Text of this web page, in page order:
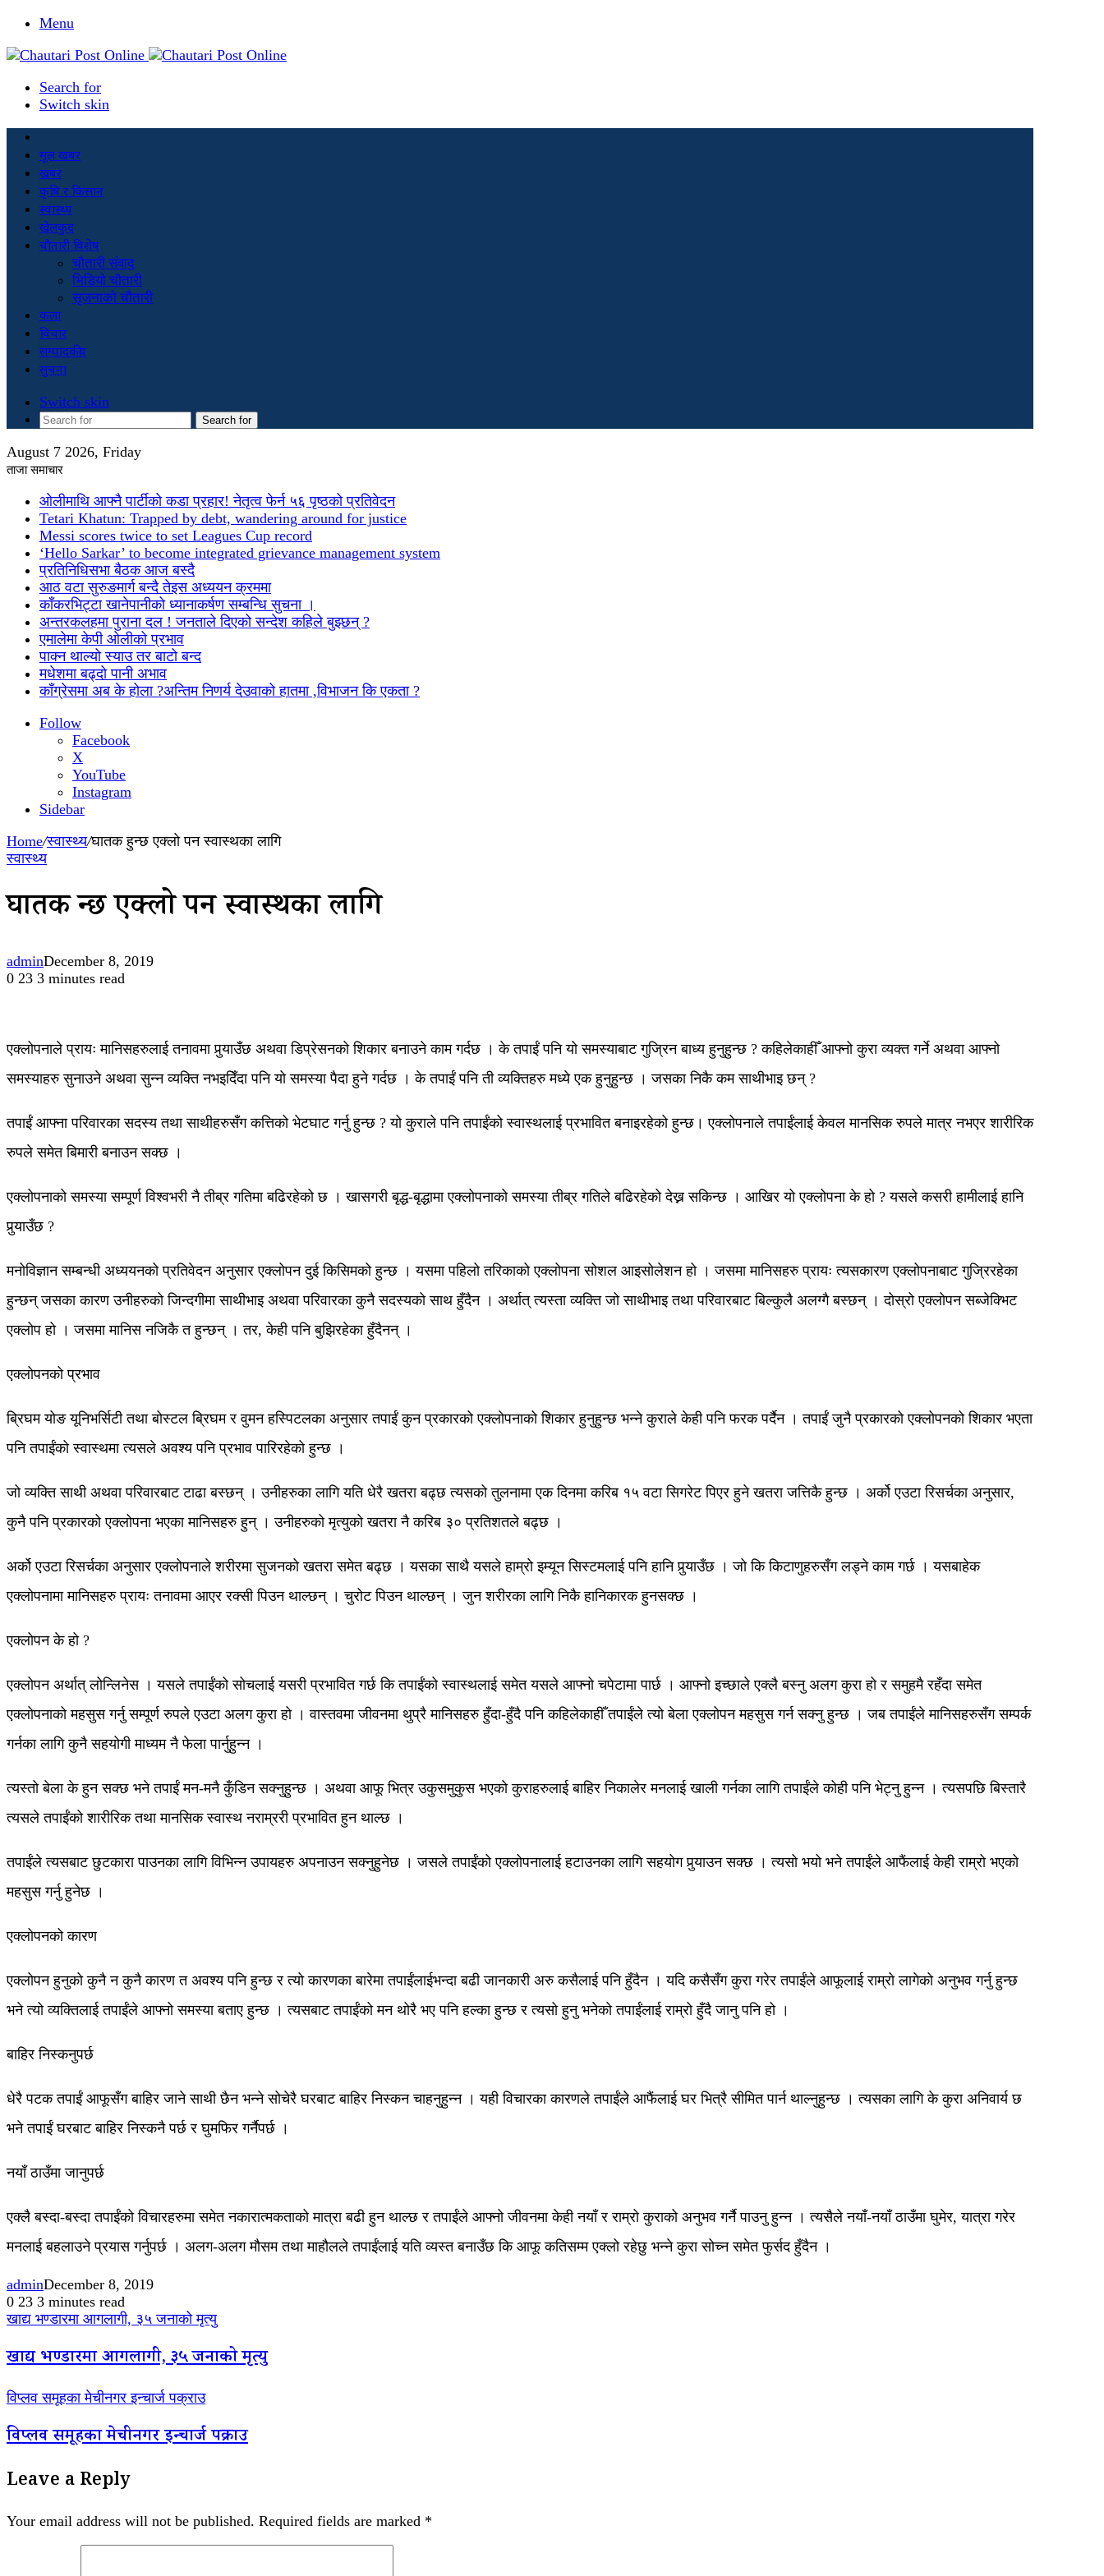
Menu
Search for
Switch skin
मूल खबर
खबर
कृषि र किसान
स्वास्थ्य
खेलकुद
चौतारी विशेष
चौतारी संवाद
भिडियो चौतारी
सृजनाको चौतारी
कला
विचार
सम्पादकीय
सुचना
Switch skin
Search for
August 7 2026, Friday
ताजा समाचार
ओलीमाथि आफ्नै पार्टीको कडा प्रहार! नेतृत्व फेर्न ५६ पृष्ठको प्रतिवेदन
Tetari Khatun: Trapped by debt, wandering around for justice
Messi scores twice to set Leagues Cup record
‘Hello Sarkar’ to become integrated grievance management system
प्रतिनिधिसभा बैठक आज बस्दै
आठ वटा सुरुङमार्ग बन्दै तेइस अध्ययन क्रममा
काँकरभिट्टा खानेपानीको ध्यानाकर्षण सम्बन्धि सुचना ।
अन्तरकलहमा पुराना दल ! जनताले दिएको सन्देश कहिले बुझ्छन् ?
एमालेमा केपी ओलीको प्रभाव
पाक्न थाल्यो स्याउ तर बाटो बन्द
मधेशमा बढ्दो पानी अभाव
काँग्रेसमा अब के होला ?अन्तिम निणर्य देउवाको हातमा ,विभाजन कि एकता ?
Follow
Facebook
X
YouTube
Instagram
Sidebar
Home/स्वास्थ्य/घातक हुन्छ एक्लो पन स्वास्थका लागि
स्वास्थ्य
घातक हुन्छ एक्लो पन स्वास्थका लागि
adminDecember 8, 2019
0 23 3 minutes read
एक्लोपनाले प्रायः मानिसहरुलाई तनावमा पुर्‍याउँछ अथवा डिप्रेसनको शिकार बनाउने काम गर्दछ । के तपाईं पनि यो समस्याबाट गुजि्रन बाध्य हुनुहुन्छ ? कहिलेकाहीँ आफ्नो कुरा व्यक्त गर्ने अथवा आफ्नो
समस्याहरु सुनाउने अथवा सुन्न व्यक्ति नभइदिँदा पनि यो समस्या पैदा हुने गर्दछ । के तपाईं पनि ती व्यक्तिहरु मध्ये एक हुनुहुन्छ । जसका निकै कम साथीभाइ छन् ?
तपाईं आफ्ना परिवारका सदस्य तथा साथीहरुसँग कत्तिको भेटघाट गर्नु हुन्छ ? यो कुराले पनि तपाईंको स्वास्थलाई प्रभावित बनाइरहेको हुन्छ। एक्लोपनाले तपाईंलाई केवल मानसिक रुपले मात्र नभएर शारीरिक
रुपले समेत बिमारी बनाउन सक्छ ।
एक्लोपनाको समस्या सम्पूर्ण विश्वभरी नै तीब्र गतिमा बढिरहेको छ । खासगरी बृद्ध-बृद्धामा एक्लोपनाको समस्या तीब्र गतिले बढिरहेको देख्न सकिन्छ । आखिर यो एक्लोपना के हो ? यसले कसरी हामीलाई हानि
पुर्‍याउँछ ?
मनोविज्ञान सम्बन्धी अध्ययनको प्रतिवेदन अनुसार एक्लोपन दुई किसिमको हुन्छ । यसमा पहिलो तरिकाको एक्लोपना सोशल आइसोलेशन हो । जसमा मानिसहरु प्रायः त्यसकारण एक्लोपनाबाट गुजि्ररहेका
हुन्छन् जसका कारण उनीहरुको जिन्दगीमा साथीभाइ अथवा परिवारका कुनै सदस्यको साथ हुँदैन । अर्थात् त्यस्ता व्यक्ति जो साथीभाइ तथा परिवारबाट बिल्कुलै अलग्गै बस्छन् । दोस्रो एक्लोपन सब्जेक्भिट
एक्लोप हो । जसमा मानिस नजिकै त हुन्छन् । तर, केही पनि बुझिरहेका हुँदैनन् ।
एक्लोपनको प्रभाव
बि्रघम योङ यूनिभर्सिटी तथा बोस्टल बि्रघम र वुमन हस्पिटलका अनुसार तपाईं कुन प्रकारको एक्लोपनाको शिकार हुनुहुन्छ भन्ने कुराले केही पनि फरक पर्दैन । तपाईं जुनै प्रकारको एक्लोपनको शिकार भएता
पनि तपाईंको स्वास्थमा त्यसले अवश्य पनि प्रभाव पारिरहेको हुन्छ ।
जो व्यक्ति साथी अथवा परिवारबाट टाढा बस्छन् । उनीहरुका लागि यति धेरै खतरा बढ्छ त्यसको तुलनामा एक दिनमा करिब १५ वटा सिगरेट पिएर हुने खतरा जत्तिकै हुन्छ । अर्को एउटा रिसर्चका अनुसार,
कुनै पनि प्रकारको एक्लोपना भएका मानिसहरु हुन् । उनीहरुको मृत्युको खतरा नै करिब ३० प्रतिशतले बढ्छ ।
अर्को एउटा रिसर्चका अनुसार एक्लोपनाले शरीरमा सुजनको खतरा समेत बढ्छ । यसका साथै यसले हाम्रो इम्यून सिस्टमलाई पनि हानि पुर्‍याउँछ । जो कि किटाणुहरुसँग लड्ने काम गर्छ । यसबाहेक
एक्लोपनामा मानिसहरु प्रायः तनावमा आएर रक्सी पिउन थाल्छन् । चुरोट पिउन थाल्छन् । जुन शरीरका लागि निकै हानिकारक हुनसक्छ ।
एक्लोपन के हो ?
एक्लोपन अर्थात् लोन्लिनेस । यसले तपाईंको सोचलाई यसरी प्रभावित गर्छ कि तपाईंको स्वास्थलाई समेत यसले आफ्नो चपेटामा पार्छ । आफ्नो इच्छाले एक्लै बस्नु अलग कुरा हो र समुहमै रहँदा समेत
एक्लोपनाको महसुस गर्नु सम्पूर्ण रुपले एउटा अलग कुरा हो । वास्तवमा जीवनमा थुप्रै मानिसहरु हुँदा-हुँदै पनि कहिलेकाहीँ तपाईंले त्यो बेला एक्लोपन महसुस गर्न सक्नु हुन्छ । जब तपाईंले मानिसहरुसँग सम्पर्क
गर्नका लागि कुनै सहयोगी माध्यम नै फेला पार्नुहुन्न ।
त्यस्तो बेला के हुन सक्छ भने तपाईं मन-मनै कुँडिन सक्नुहुन्छ । अथवा आफू भित्र उकुसमुकुस भएको कुराहरुलाई बाहिर निकालेर मनलाई खाली गर्नका लागि तपाईंले कोही पनि भेट्नु हुन्न । त्यसपछि बिस्तारै
त्यसले तपाईंको शारीरिक तथा मानसिक स्वास्थ नराम्ररी प्रभावित हुन थाल्छ ।
तपाईंले त्यसबाट छुटकारा पाउनका लागि विभिन्न उपायहरु अपनाउन सक्नुहुनेछ । जसले तपाईंको एक्लोपनालाई हटाउनका लागि सहयोग पुर्‍याउन सक्छ । त्यसो भयो भने तपाईंले आफैंलाई केही राम्रो भएको
महसुस गर्नु हुनेछ ।
एक्लोपनको कारण
एक्लोपन हुनुको कुनै न कुनै कारण त अवश्य पनि हुन्छ र त्यो कारणका बारेमा तपाईंलाईभन्दा बढी जानकारी अरु कसैलाई पनि हुँदैन । यदि कसैसँग कुरा गरेर तपाईंले आफूलाई राम्रो लागेको अनुभव गर्नु हुन्छ
भने त्यो व्यक्तिलाई तपाईंले आफ्नो समस्या बताए हुन्छ । त्यसबाट तपाईंको मन थोरै भए पनि हल्का हुन्छ र त्यसो हुनु भनेको तपाईंलाई राम्रो हुँदै जानु पनि हो ।
बाहिर निस्कनुपर्छ
धेरै पटक तपाईं आफूसँग बाहिर जाने साथी छैन भन्ने सोचेरै घरबाट बाहिर निस्कन चाहनुहुन्न । यही विचारका कारणले तपाईंले आफैंलाई घर भित्रै सीमित पार्न थाल्नुहुन्छ । त्यसका लागि के कुरा अनिवार्य छ
भने तपाईं घरबाट बाहिर निस्कनै पर्छ र घुमफिर गर्नैपर्छ ।
नयाँ ठाउँमा जानुपर्छ
एक्लै बस्दा-बस्दा तपाईंको विचारहरुमा समेत नकारात्मकताको मात्रा बढी हुन थाल्छ र तपाईंले आफ्नो जीवनमा केही नयाँ र राम्रो कुराको अनुभव गर्नै पाउनु हुन्न । त्यसैले नयाँ-नयाँ ठाउँमा घुमेर, यात्रा गरेर
मनलाई बहलाउने प्रयास गर्नुपर्छ । अलग-अलग मौसम तथा माहौलले तपाईंलाई यति व्यस्त बनाउँछ कि आफू कतिसम्म एक्लो रहेछु भन्ने कुरा सोच्न समेत फुर्सद हुँदैन ।
adminDecember 8, 2019
0 23 3 minutes read
खाद्य भण्डारमा आगलागी, ३५ जनाको मृत्यु
खाद्य भण्डारमा आगलागी, ३५ जनाको मृत्यु
विप्लव समूहका मेचीनगर इन्चार्ज पक्राउ
विप्लव समूहका मेचीनगर इन्चार्ज पक्राउ
Leave a Reply
Your email address will not be published. Required fields are marked *